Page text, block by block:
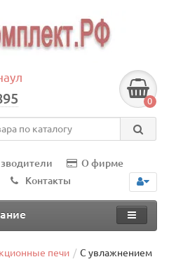
0
О фирме
Контакты
печи С увлажнением